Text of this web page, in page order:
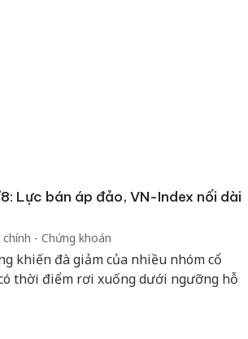
Lực bán áp đảo, VN-Index nối dài
- Chứng khoán
khiến đà giảm của nhiều nhóm cổ
thời điểm rơi xuống dưới ngưỡng hỗ